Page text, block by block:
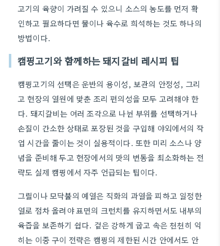
고기의 육향이 가려질 수 있으니 소스의 농도를 먼저 확
인하고 필요하다면 물이나 육수로 희석하는 것도 하나의
방법이다.
캠핑고기와 함께하는 돼지갈비 레시피 팁
캠핑고기의 선택은 운반의 용이성, 보관의 안정성, 그리
고 현장의 열원에 맞춘 조리 편의성을 모두 고려해야 한
다. 돼지갈비는 여러 조각으로 나뉜 부위를 선택하거나
손질이 간소한 상태로 포장된 것을 구입해 야외에서의 작
업 시간을 줄이는 것이 실용적이다. 또한 미리 소스나 양
념을 준비해 두고 현장에서의 맛의 변동을 최소화하는 전
략도 실제 캠핑에서 자주 언급되는 팁이다.
그릴이나 모닥불의 예열은 직화의 과열을 피하고 일정한
열로 점차 올려야 표면의 크런치를 유지하면서도 내부의
육즙을 보존하기 쉽다. 겉은 강하게 굽고 속은 천천히 익
히는 이중 구이 전략은 캠핑의 제한된 시간 안에서도 안